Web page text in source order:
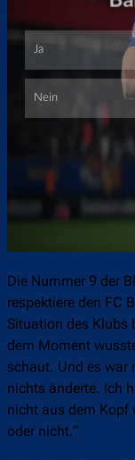
Die Nummer 9 der
respektiere den FC
Situation des Klubs
dem Moment
schaut. Und es war
nichts änderte. Ich
nicht aus dem Kopf
oder nicht.“